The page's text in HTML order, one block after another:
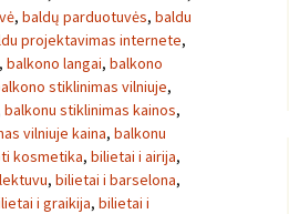
, baldų parduotuvės, baldu
projektavimas internete,
, balkono langai, balkono
stiklinimas vilniuje,
balkonu stiklinimas kainos,
vilniuje kaina, balkonu
kosmetika, bilietai i airija,
, bilietai i barselona,
i graikija, bilietai i